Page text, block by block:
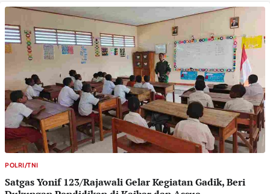
POLRI/TNI
Satgas Yonif 123/Rajawali Gelar Kegiatan Gadik, Beri